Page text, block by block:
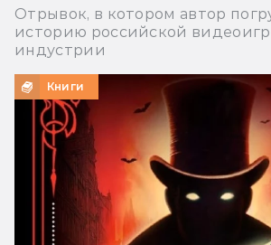
Отрывок, в котором автор
историю российской
индустрии
Книги